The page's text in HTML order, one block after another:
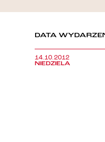
DATA
14.10.2012
NIEDZIELA